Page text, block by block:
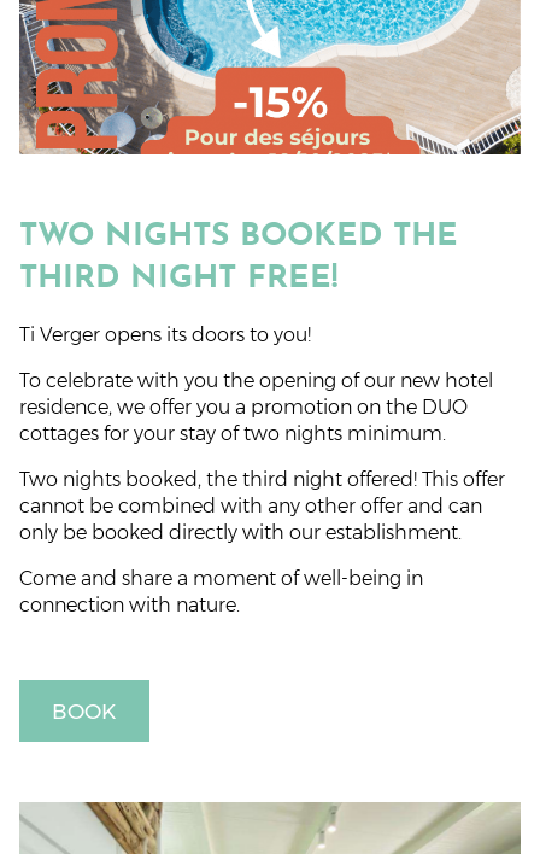
HOME
HOTEL & SERVICES
GALLERY
TWO NIGHTS BOOKED THE
THIRD NIGHT FREE!​
Ti Verger opens its doors to you!
To celebrate with you the opening of our new hotel
residence, we offer you a promotion on the DUO
cottages for your stay of two nights minimum.
Two nights booked, the third night offered! This offer
cannot be combined with any other offer and can
only be booked directly with our establishment.
Come and share a moment of well-being in
connection with nature.
BOOK